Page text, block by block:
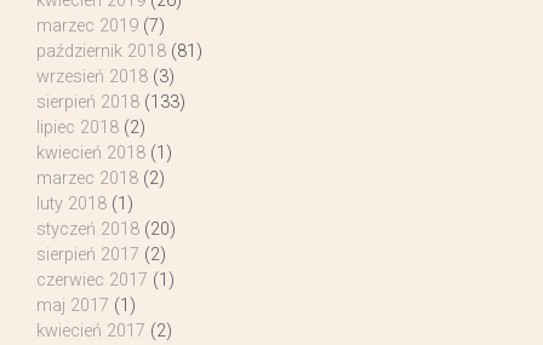
marzec 2019 (7)
październik 2018 (81)
wrzesień 2018 (3)
sierpień 2018 (133)
lipiec 2018 (2)
kwiecień 2018 (1)
marzec 2018 (2)
luty 2018 (1)
styczeń 2018 (20)
sierpień 2017 (2)
czerwiec 2017 (1)
maj 2017 (1)
kwiecień 2017 (2)